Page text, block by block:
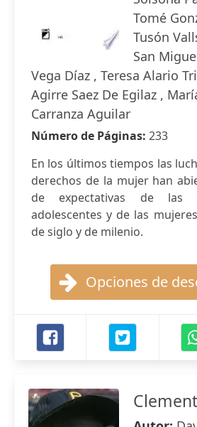
Tomé
Tusón
San
Vega Díaz , Teresa Alario
Agirre Saez De Egilaz ,
Carranza Aguilar
Número de Páginas: 233
En los últimos tiempos las
derechos de la mujer han
de expectativas de las
adolescentes y de las
de siglo y de milenio.
Opciones de